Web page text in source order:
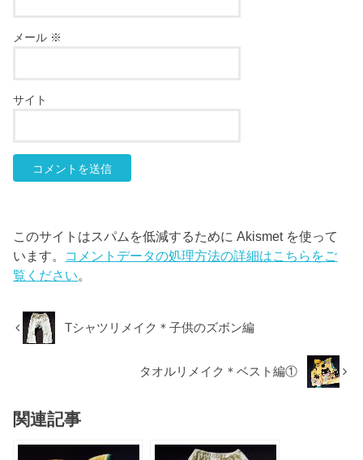
メール ※
サイト
このサイトはスパムを低減するために Akismet を使って
います。 コメントデータの処理方法の詳細はこちらをご
覧ください。
Tシャツリメイク＊子供のズボン編
タオルリメイク＊ベスト編①
関連記事